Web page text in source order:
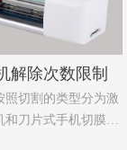
解除次数限制
照切割的类型分为激
和刀片式手机切膜
机切膜机因其体积